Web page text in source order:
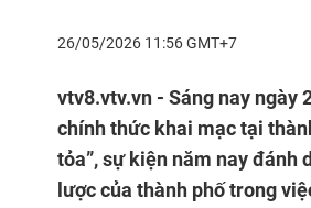
26/05/2026 11:56 GMT+7
vtv8.vtv.vn - Sáng nay ngày
chính thức khai mạc tại
tỏa”, sự kiện năm nay đánh
lược của thành phố trong